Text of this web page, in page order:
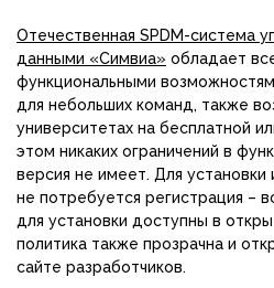
Отечественная SPDM-система
данными «Симвиа» обладает
функциональными
для небольших команд, также
университетах на бесплатной
этом никаких ограничений в
версия не имеет. Для установки
не потребуется регистрация –
для установки доступны в
политика также прозрачна и
сайте разработчиков.